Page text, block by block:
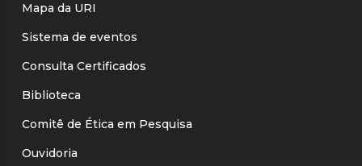
Mapa da URI
Sistema de eventos
Consulta Certificados
Biblioteca
Comitê de Ética em Pesquisa
Ouvidoria